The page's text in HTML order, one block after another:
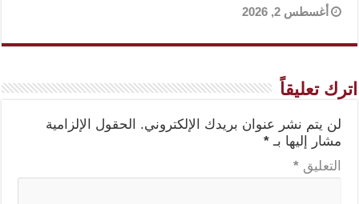
أغسطس 2, 2026
اترك تعليقاً
لن يتم نشر عنوان بريدك الإلكتروني.
الحقول الإلزامية
مشار إليها بـ *
التعليق *